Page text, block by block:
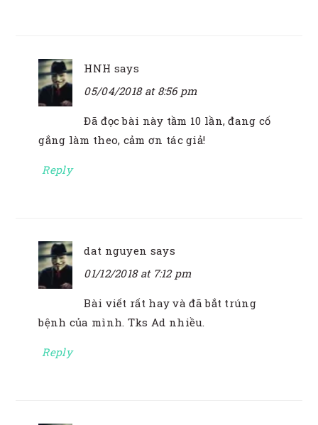
HNH says
05/04/2018 at 8:56 pm
Đã đọc bài này tầm 10 lần, đang cố
gắng làm theo, cảm ơn tác giả!
Reply
dat nguyen says
01/12/2018 at 7:12 pm
Bài viết rất hay và đã bắt trúng
bệnh của mình. Tks Ad nhiều.
Reply